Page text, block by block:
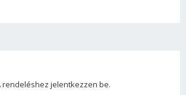
rendeléshez jelentkezzen be.